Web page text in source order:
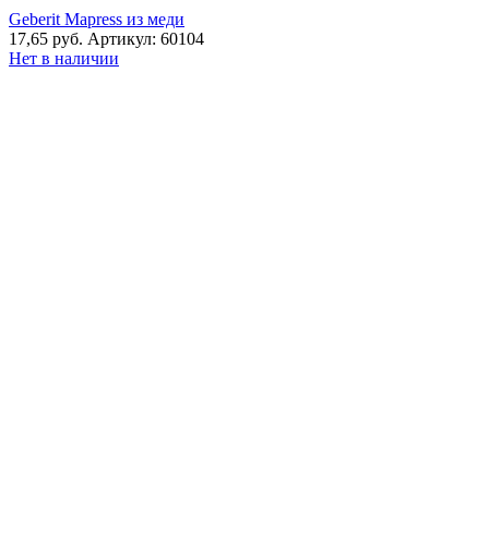
90°,
d=22мм
Geberit Mapress из меди
17,65 руб. Артикул: 60104
Нет в наличии